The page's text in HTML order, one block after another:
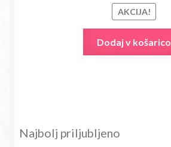
AKCIJA!
Dodaj v košarico
Najbolj priljubljeno